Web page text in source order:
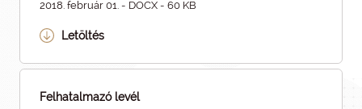
2018. február 01. - DOCX - 60 KB
Letöltés
Felhatalmazó levél